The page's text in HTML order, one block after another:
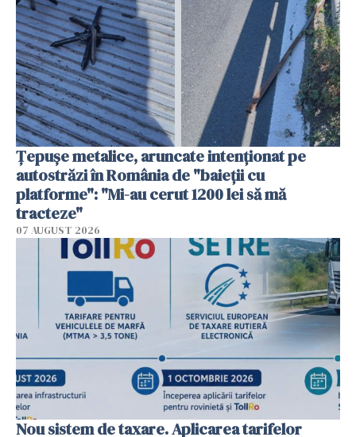
Țepușe metalice, aruncate intenționat pe
autostrăzi în România de "baieții cu
platforme": "Mi-au cerut 1200 lei să mă
tracteze"
07 AUGUST 2026
Nou sistem de taxare. Aplicarea tarifelor